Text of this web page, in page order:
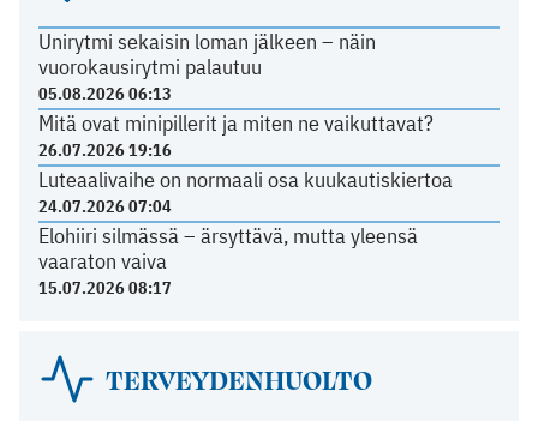
Unirytmi sekaisin loman jälkeen – näin
vuorokausirytmi palautuu
05.08.2026 06:13
Mitä ovat minipillerit ja miten ne vaikuttavat?
26.07.2026 19:16
Luteaalivaihe on normaali osa kuukautiskiertoa
24.07.2026 07:04
Elohiiri silmässä – ärsyttävä, mutta yleensä
vaaraton vaiva
15.07.2026 08:17
TERVEYDENHUOLTO